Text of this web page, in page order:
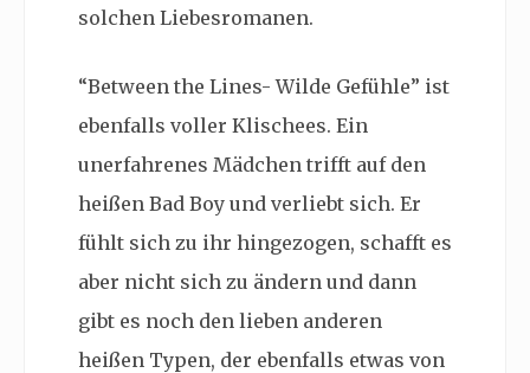
solchen Liebesromanen.
“Between the Lines- Wilde Gefühle” ist
ebenfalls voller Klischees. Ein
unerfahrenes Mädchen trifft auf den
heißen Bad Boy und verliebt sich. Er
fühlt sich zu ihr hingezogen, schafft es
aber nicht sich zu ändern und dann
gibt es noch den lieben anderen
heißen Typen, der ebenfalls etwas von